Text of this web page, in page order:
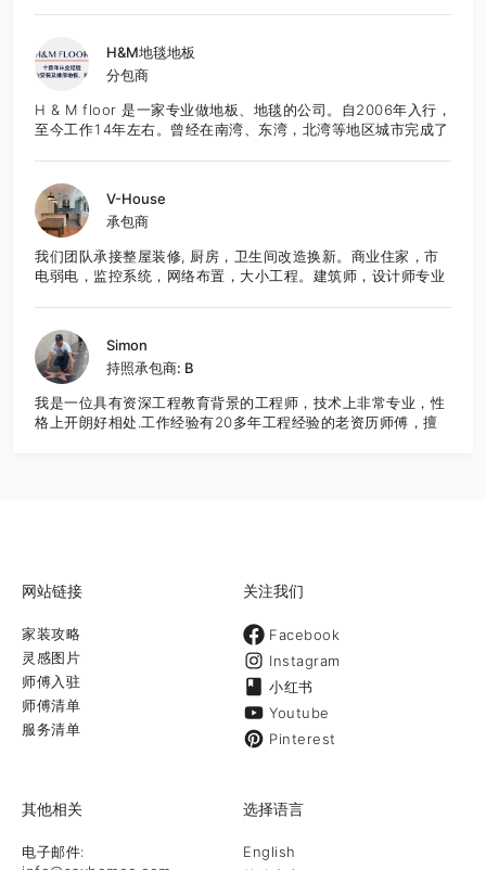
H&M地毯地板
分包商
H & M floor 是一家专业做地板、地毯的公司。自2006年入行，
至今工作14年左右。曾经在南湾、东湾，北湾等地区城市完成了
务于湾区的城市。 先提供免费报价咨询服务。
V-House
承包商
我们团队承接整屋装修, 厨房，卫生间改造换新。商业住家，市
电弱电，监控系统，网络布置，大小工程。建筑师，设计师专业
的叠加...!相信我们肯定会给您一个满意的服务！
Simon
持照承包商: B
我是一位具有资深工程教育背景的工程师，技术上非常专业，性
格上开朗好相处.工作经验有20多年工程经验的老资历师傅，擅
网站链接
家装攻略
灵感图片
师傅入驻
师傅清单
服务清单
关注我们
Facebook
Instagram
小红书
Youtube
Pinterest
其他相关
电子邮件:
选择语言
English